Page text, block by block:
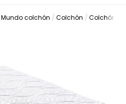
Mundo colchón Colchón Colchón